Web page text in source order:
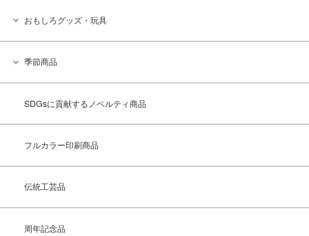
おもしろグッズ・玩具
季節商品
SDGsに貢献するノベルティ商品
フルカラー印刷商品
伝統工芸品
周年記念品